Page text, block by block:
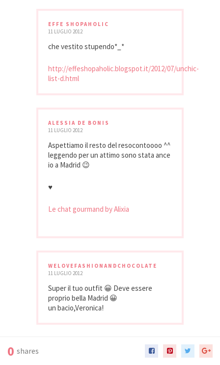
EFFE SHOPAHOLIC
11 LUGLIO 2012
che vestito stupendo*_*
http://effeshopaholic.blogspot.it/2012/07/unchic-
list-d.html
ALESSIA DE BONIS
11 LUGLIO 2012
Aspettiamo il resto del resocontoooo ^^
leggendo per un attimo sono stata ance
io a Madrid 😉
♥
Le chat gourmand by Alixia
WELOVEFASHIONANDCHOCOLATE
11 LUGLIO 2012
Super il tuo outfit 😀 Deve essere
proprio bella Madrid 😀
un bacio,Veronica!
0 shares